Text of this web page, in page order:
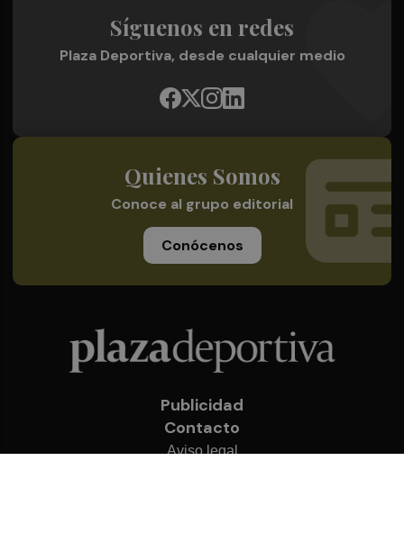
Síguenos en redes
Plaza Deportiva, desde cualquier medio
Quienes Somos
Conoce al grupo editorial
Conócenos
Publicidad
Contacto
Aviso legal